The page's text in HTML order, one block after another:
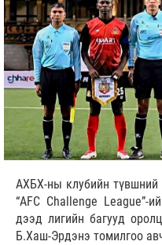
АХБХ-ны клубийн түвшний
“AFC Challenge
дээд лигийн багууд
Б.Хаш-Эрдэнэ томилгоо